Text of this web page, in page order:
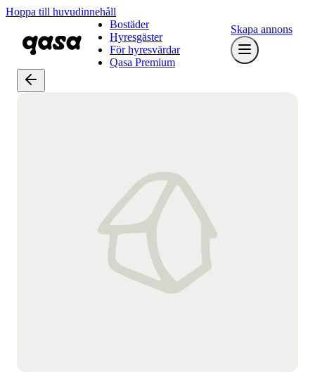
Hoppa till huvudinnehåll
Bostäder
Hyresgäster
För hyresvärdar
Qasa Premium
Skapa annons